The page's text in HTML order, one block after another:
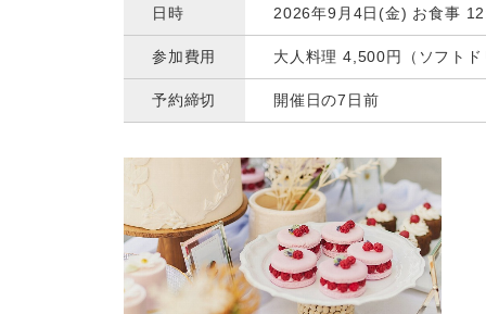
日時 2026年9月4日(金) お食事
参加費用 大人料理 4,500円（ソフト
予約締切 開催日の7日前